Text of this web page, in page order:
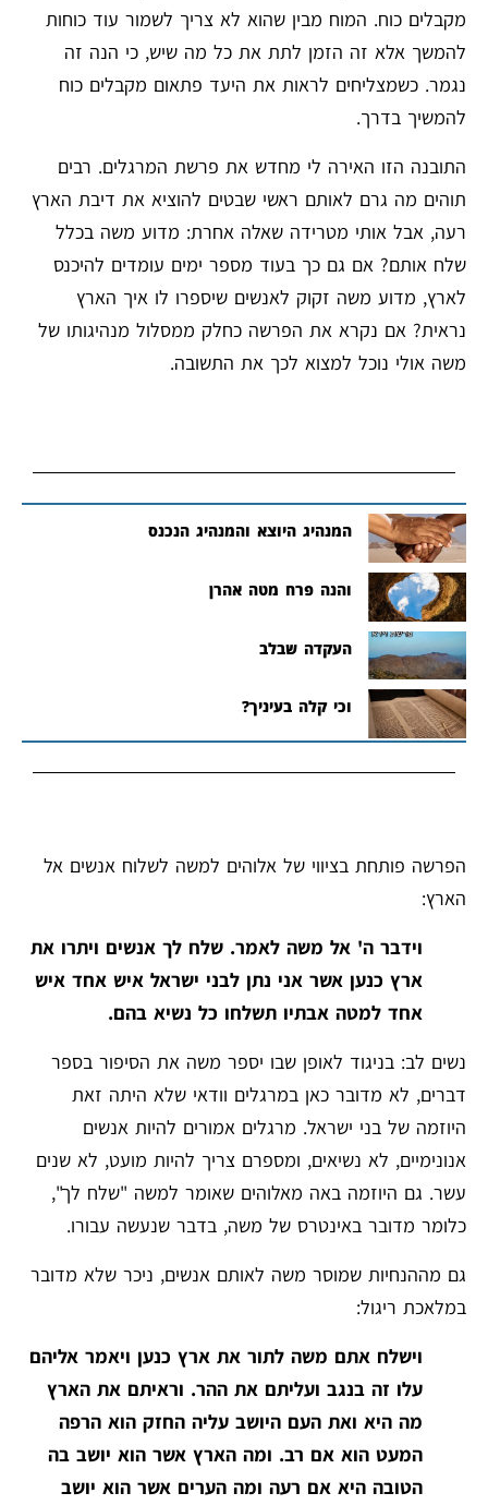
מקבלים כוח. המוח מבין שהוא לא צריך לשמור עוד כוחות
להמשך אלא זה הזמן לתת את כל מה שיש, כי הנה זה
נגמר. כשמצליחים לראות את היעד פתאום מקבלים כוח
להמשיך בדרך.
התובנה הזו האירה לי מחדש את פרשת המרגלים. רבים
תוהים מה גרם לאותם ראשי שבטים להוציא את דיבת הארץ
רעה, אבל אותי מטרידה שאלה אחרת: מדוע משה בכלל
שלח אותם? אם גם כך בעוד מספר ימים עומדים להיכנס
לארץ, מדוע משה זקוק לאנשים שיספרו לו איך הארץ
נראית? אם נקרא את הפרשה כחלק ממסלול מנהיגותו של
משה אולי נוכל למצוא לכך את התשובה.
המנהיג היוצא והמנהיג הנכנס
והנה פרח מטה אהרן
העקדה שבלב
וכי קלה בעיניך?
הפרשה פותחת בציווי של אלוהים למשה לשלוח אנשים אל
הארץ:
וידבר ה' אל משה לאמר. שלח לך אנשים ויתרו את
ארץ כנען אשר אני נתן לבני ישראל איש אחד איש
אחד למטה אבתיו תשלחו כל נשיא בהם.
נשים לב: בניגוד לאופן שבו יספר משה את הסיפור בספר
דברים, לא מדובר כאן במרגלים וודאי שלא היתה זאת
היוזמה של בני ישראל. מרגלים אמורים להיות אנשים
אנונימיים, לא נשיאים, ומספרם צריך להיות מועט, לא שנים
עשר. גם היוזמה באה מאלוהים שאומר למשה "שלח לך",
כלומר מדובר באינטרס של משה, בדבר שנעשה עבורו.
גם מההנחיות שמוסר משה לאותם אנשים, ניכר שלא מדובר
במלאכת ריגול:
וישלח אתם משה לתור את ארץ כנען ויאמר אליהם
עלו זה בנגב ועליתם את ההר. וראיתם את הארץ
מה היא ואת העם היושב עליה החזק הוא הרפה
המעט הוא אם רב. ומה הארץ אשר הוא יושב בה
הטובה היא אם רעה ומה הערים אשר הוא יושב